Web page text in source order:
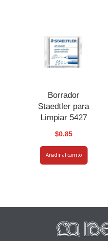
Borrador
Staedtler para
Limpiar 5427
$0.85
Añadir al carrito